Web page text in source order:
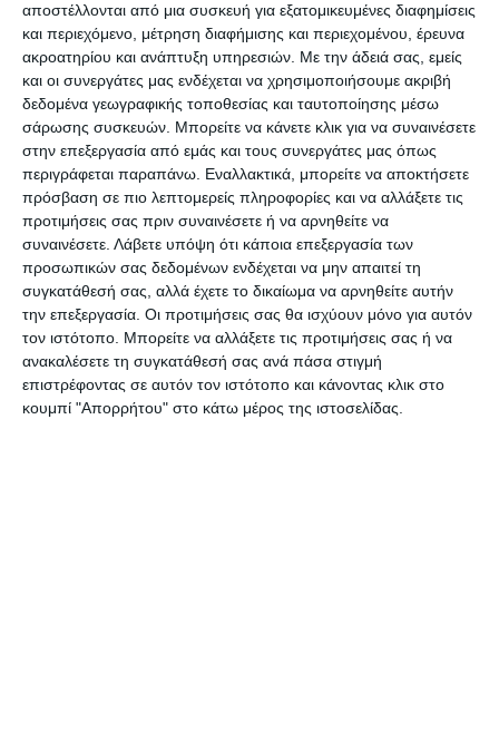
αποστέλλονται από μια συσκευή για εξατομικευμένες διαφημίσεις
και περιεχόμενο, μέτρηση διαφήμισης και περιεχομένου, έρευνα
ακροατηρίου και ανάπτυξη υπηρεσιών. Με την άδειά σας, εμείς
και οι συνεργάτες μας ενδέχεται να χρησιμοποιήσουμε ακριβή
δεδομένα γεωγραφικής τοποθεσίας και ταυτοποίησης μέσω
σάρωσης συσκευών. Μπορείτε να κάνετε κλικ για να συναινέσετε
στην επεξεργασία από εμάς και τους συνεργάτες μας όπως
περιγράφεται παραπάνω. Εναλλακτικά, μπορείτε να αποκτήσετε
πρόσβαση σε πιο λεπτομερείς πληροφορίες και να αλλάξετε τις
προτιμήσεις σας πριν συναινέσετε ή να αρνηθείτε να
συναινέσετε. Λάβετε υπόψη ότι κάποια επεξεργασία των
προσωπικών σας δεδομένων ενδέχεται να μην απαιτεί τη
συγκατάθεσή σας, αλλά έχετε το δικαίωμα να αρνηθείτε αυτήν
την επεξεργασία. Οι προτιμήσεις σας θα ισχύουν μόνο για αυτόν
τον ιστότοπο. Μπορείτε να αλλάξετε τις προτιμήσεις σας ή να
ανακαλέσετε τη συγκατάθεσή σας ανά πάσα στιγμή
επιστρέφοντας σε αυτόν τον ιστότοπο και κάνοντας κλικ στο
κουμπί "Απορρήτου" στο κάτω μέρος της ιστοσελίδας.
ότι μετά από παρεμβάσεις δικές μου αλλά και την
πίεση των πολιτών άρχισαν να γίνονται
αναλύσεις πάνω σε δειγματοληψίες στην περιοχή
του ποταμιού.
Η πρώτη δειγματοληψία έγινε στις 18/06. Οι
επόμενες ήταν 26/06 και 27/06.
Τα αποτελέσματα που βγαίνουν δεν είναι θετικά.
Βλέπουμε ότι το υγρό που βγαίνει από την
σωλήνα του βιολογικού στο ποτάμι είναι
επιβαρυμένο. Από εκεί και πέρα, η Διεύθυνση
Περιβάλλοντος έχει κάνει προτάσεις και συζητάει
δυναμικά ώστε να δουν πως θα αντιμετωπιστεί